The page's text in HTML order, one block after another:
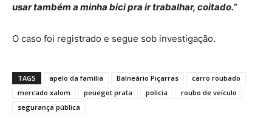
usar também a minha bici pra ir trabalhar, coitado.”
O caso foi registrado e segue sob investigação.
TAGS apelo da família Balneário Piçarras
carro roubado
mercado xalom
peuegot prata policia
roubo de veículo
segurança pública